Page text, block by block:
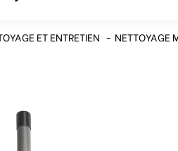
ET ENTRETIEN NETTOYAGE